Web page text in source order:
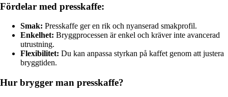
Fördelar med presskaffe:
Smak: Presskaffe ger en rik och nyanserad smakprofil.
Enkelhet: Bryggprocessen är enkel och kräver inte avancerad
utrustning.
Flexibilitet: Du kan anpassa styrkan på kaffet genom att justera
bryggtiden.
Hur brygger man presskaffe?